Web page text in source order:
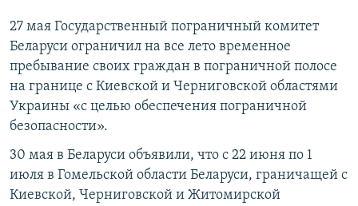
27 мая Государственный пограничный комитет
Беларуси ограничил на все лето временное
пребывание своих граждан в пограничной полосе
на границе с Киевской и Черниговской областями
Украины «с целью обеспечения пограничной
безопасности».
30 мая в Беларуси объявили, что с 22 июня по 1
июля в Гомельской области Беларуси, граничащей с
Киевской, Черниговской и Житомирской